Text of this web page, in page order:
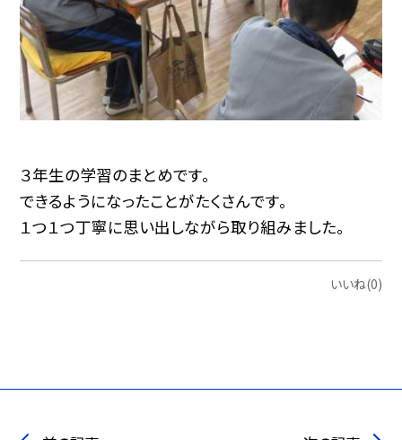
３年生の学習のまとめです。
できるようになったことがたくさんです。
１つ１つ丁寧に思い出しながら取り組みました。
いいね(0)